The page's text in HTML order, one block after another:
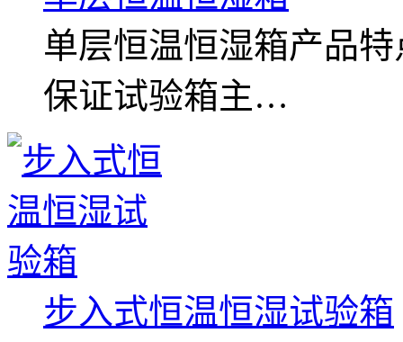
单层恒温恒湿箱产品
保证试验箱主…
步入式恒温恒湿试验箱